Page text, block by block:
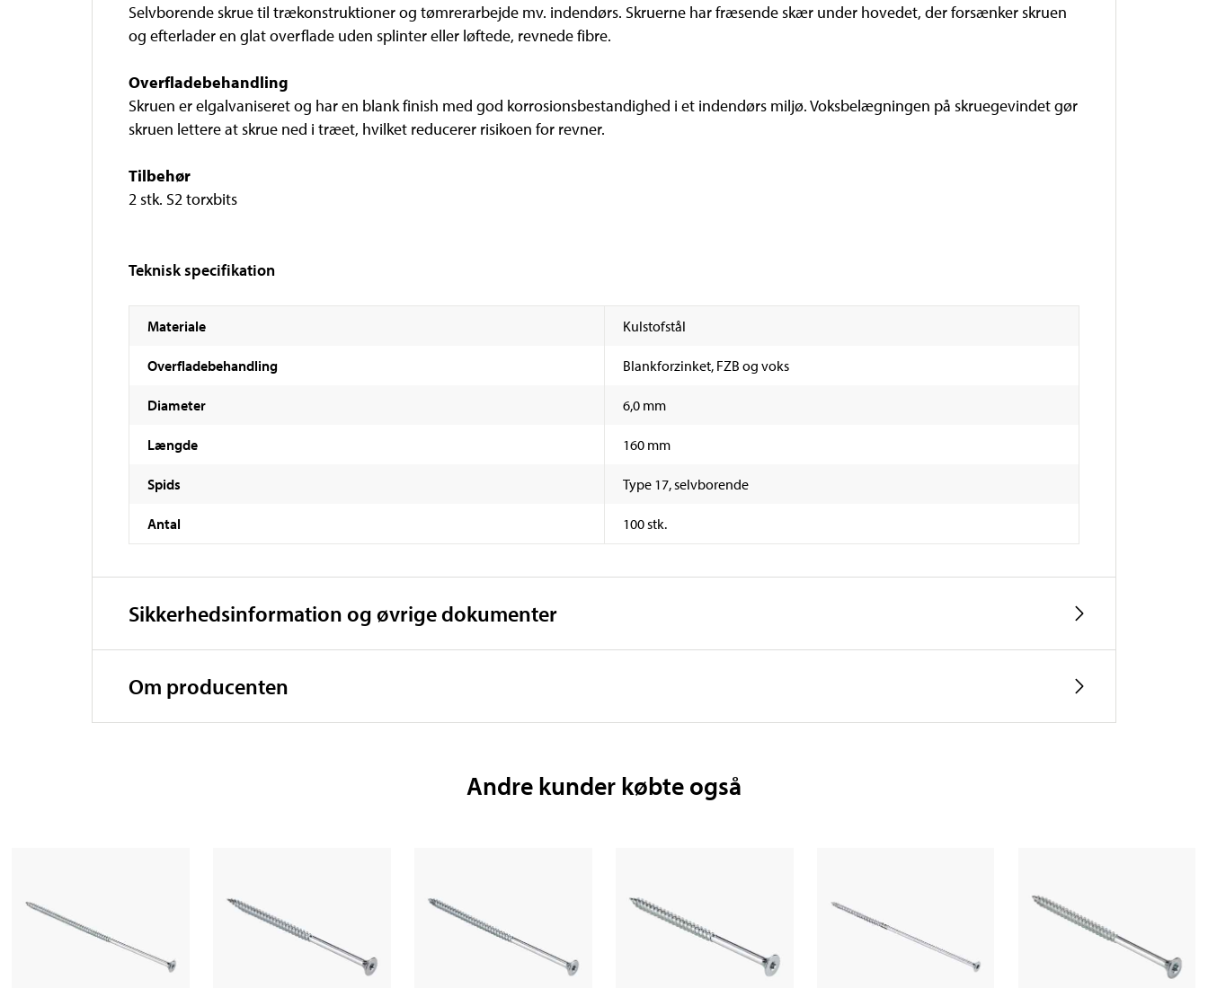
Selvborende skrue til trækonstruktioner og tømrerarbejde mv. indendørs. Skruerne har fræsende skær under hovedet, der forsænker skruen
og efterlader en glat overflade uden splinter eller løftede, revnede fibre.
Overfladebehandling
Skruen er elgalvaniseret og har en blank finish med god korrosionsbestandighed i et indendørs miljø. Voksbelægningen på skruegevindet gør
skruen lettere at skrue ned i træet, hvilket reducerer risikoen for revner.
Tilbehør
2 stk. S2 torxbits
Teknisk specifikation
Materiale Kulstofstål
Overfladebehandling Blankforzinket, FZB og voks
Diameter 6,0 mm
Længde 160 mm
Spids Type 17, selvborende
Antal 100 stk.
Sikkerhedsinformation og øvrige dokumenter
Om producenten
Andre kunder købte også